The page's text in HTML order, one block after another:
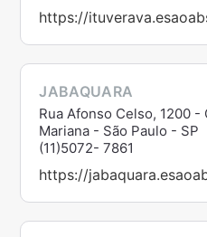
https://
JABAQUARA
Rua Afonso Celso, 1200 -
Mariana - São Paulo - SP
(11)5072- 7861
https://